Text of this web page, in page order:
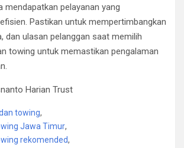
mendapatkan pelayanan yang
Pastikan untuk mempertimbangkan
dan ulasan pelanggan saat memilih
towing untuk memastikan pengalaman
Harian Trust
towing,
Jawa Timur,
rekomended,